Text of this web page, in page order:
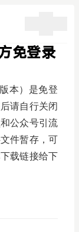
免登录
本）是免登
请自行关闭
公众号引流
件暂存，可
载链接给下